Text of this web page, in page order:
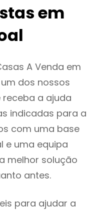
em
A Venda em
dos nossos
a ajuda
indicadas para a
com uma base
e uma equipa
melhor solução
antes.
para ajudar a